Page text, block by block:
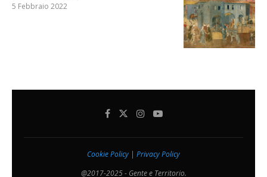
5 Febbraio 2022
Cookie Policy | Privacy Policy
@2017-2025 - Gente e Territorio.